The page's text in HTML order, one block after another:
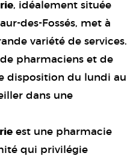
, idéalement située
des-Fossés, met à
variété de services.
pharmaciens et de
disposition du lundi au
dans une
est une pharmacie
qui privilégie